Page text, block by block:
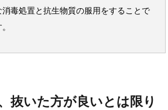
毒処置と抗生物質の服用をすることで
抜いた方が良いとは限り